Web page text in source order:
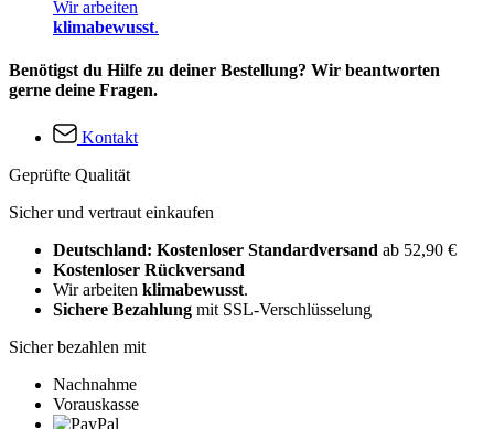
Wir arbeiten
klimabewusst.
Benötigst du Hilfe zu deiner Bestellung? Wir beantworten
gerne deine Fragen.
Kontakt
Geprüfte Qualität
Sicher und vertraut einkaufen
Deutschland: Kostenloser Standardversand ab 52,90 €
Kostenloser Rückversand
Wir arbeiten klimabewusst.
Sichere Bezahlung mit SSL-Verschlüsselung
Sicher bezahlen mit
Nachnahme
Vorauskasse